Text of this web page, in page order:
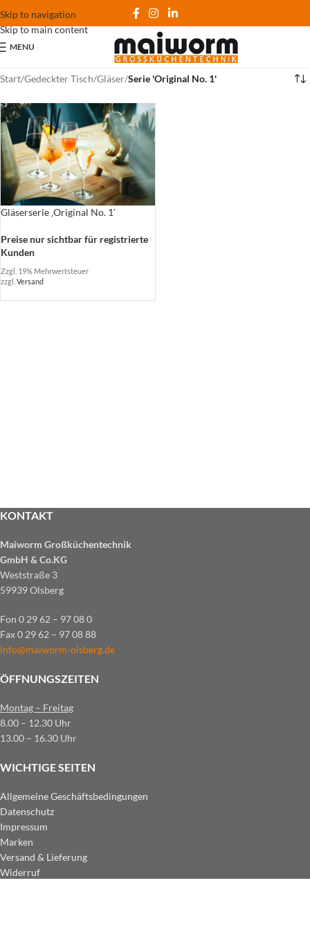
Skip to navigation
Skip to main content
MENU
Start/Gedeckter Tisch/Gläser/Serie 'Original No. 1'
Gläserserie ‚Original No. 1‘
Preise nur sichtbar für registrierte
Kunden
Zzgl. 19% Mehrwertsteuer
zzgl. Versand
KONTAKT
Maiworm Großküchentechnik
GmbH & Co.KG
Weststraße 3
59939 Olsberg
Fon 0 29 62 – 97 08 0
Fax 0 29 62 – 97 08 88
info@maiworm-olsberg.de
ÖFFNUNGSZEITEN
Montag – Freitag
8.00 – 12.30 Uhr
13.00 – 16.30 Uhr
WICHTIGE SEITEN
Allgemeine Geschäftsbedingungen
Datenschutz
Impressum
Marken
Versand & Lieferung
Widerruf